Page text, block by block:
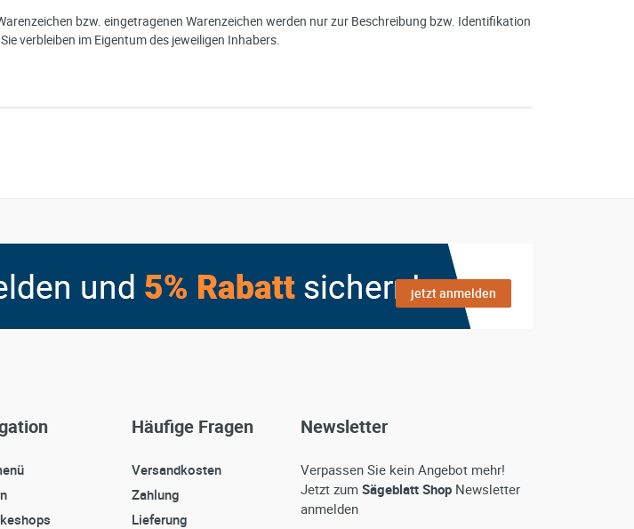
bzw. eingetragenen Warenzeichen werden nur zur Beschreibung bzw. Identifikation
verbleiben im Eigentum des jeweiligen Inhabers.
jetzt anmelden
Häufige Fragen
Versandkosten
Zahlung
Lieferung
Newsletter
Verpassen Sie kein Angebot mehr!
Jetzt zum Sägeblatt Shop Newsletter
anmelden